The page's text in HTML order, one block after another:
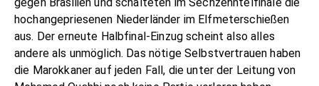
hochangepriesenen Niederländer im Elfmeterschießen
aus. Der erneute Halbfinal-Einzug scheint also alles
andere als unmöglich. Das nötige Selbstvertrauen haben
die Marokkaner auf jeden Fall, die unter der Leitung von